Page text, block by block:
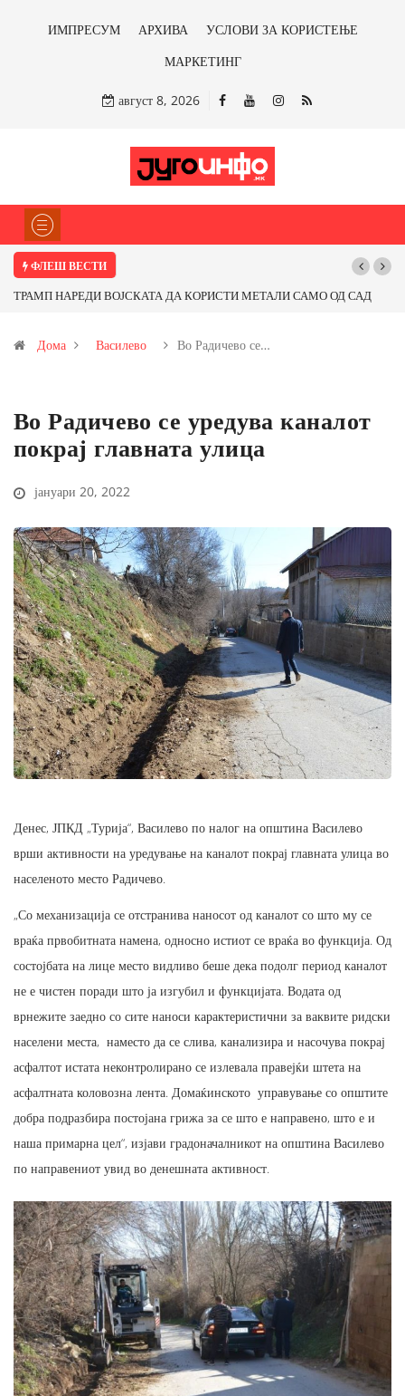
ИМПРЕСУМ АРХИВА
УСЛОВИ ЗА КОРИСТЕЊЕ
МАРКЕТИНГ
август 8, 2026
ФЛЕШ ВЕСТИ
САМО ОД САД
Почнува реконструкцијата на улицата „5-ти Ноември“
Дома Василево Во Радичево се…
Во Радичево се уредува каналот
покрај главната улица
јануари 20, 2022
Денес, ЈПКД „Турија“, Василево по налог на општина Василево
врши активности на уредување на каналот покрај главната улица во
населеното место Радичево.
„Со механизација се отстранива наносот од каналот со што му се
враќа првобитната намена, односно истиот се враќа во функција. Од
состојбата на лице место видливо беше дека подолг период каналот
не е чистен поради што ја изгубил и функцијата. Водата од
врнежите заедно со сите наноси карактеристични за ваквите ридски
населени места, наместо да се слива, канализира и насочува покрај
асфалтот истата неконтролирано се излевала правејќи штета на
асфалтната коловозна лента. Домаќинското управување со општите
добра подразбира постојана грижа за се што е направено, што е и
наша примарна цел“, изјави градоначалникот на општина Василево
по направениот увид во денешната активност.